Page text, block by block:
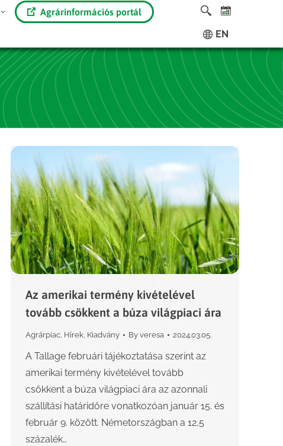
Agrárinformációs portál
EN
Az amerikai termény kivételével
tovább csökkent a búza világpiaci ára
Agrárpiac, Hírek, Kiadvány By veresa 2024.03.05.
A Tallage februári tájékoztatása szerint az
amerikai termény kivételével tovább
csökkent a búza világpiaci ára az azonnali
szállítási határidőre vonatkozóan január 15. és
február 9. között. Németországban a 12,5
százalék…